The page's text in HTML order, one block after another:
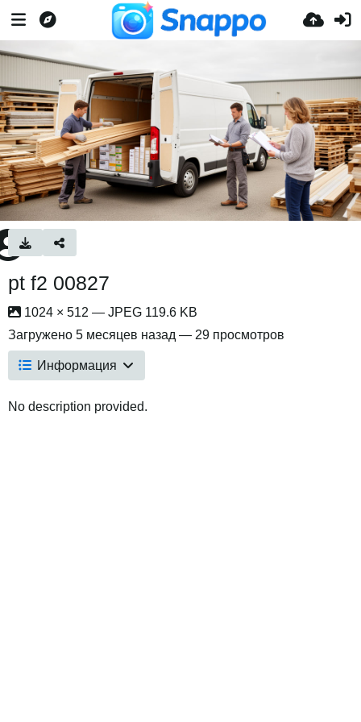
pt f2 00827
1024 × 512 — JPEG 119.6 KB
Загружено 5 месяцев назад — 29 просмотров
Информация
No description provided.